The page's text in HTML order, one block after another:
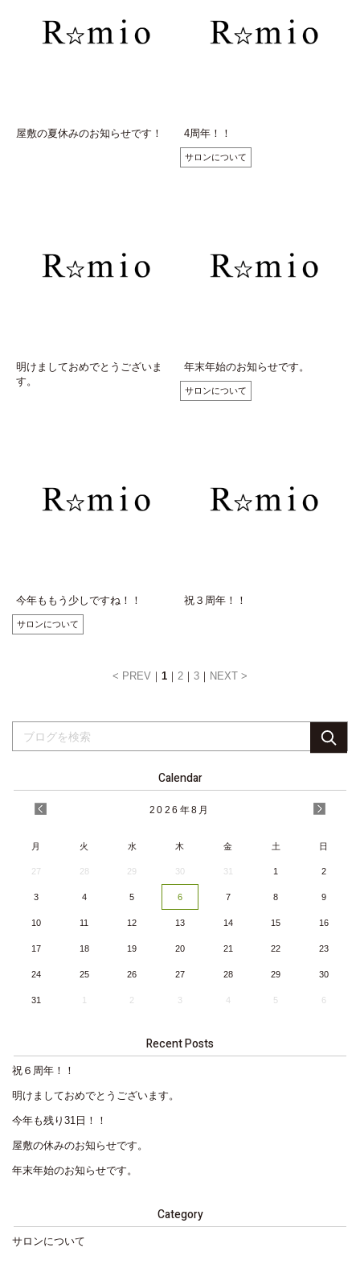
屋敷の夏休みのお知らせです！ 4周年！！
サロンについて
明けましておめでとうございま
す。
年末年始のお知らせです。
サロンについて
今年ももう少しですね！！
サロンについて
祝３周年！！
< PREV 1 2 3 NEXT >
Calendar
2026 年8月
月 火 水 木 金 土 日
27 28 29 30 31 1 2
3 4 5 6 7 8 9
10 11 12 13 14 15 16
17 18 19 20 21 22 23
24 25 26 27 28 29 30
31 1 2 3 4 5 6
Recent Posts
祝６周年！！
明けましておめでとうございます。
今年も残り31日！！
屋敷の休みのお知らせです。
年末年始のお知らせです。
Category
サロンについて